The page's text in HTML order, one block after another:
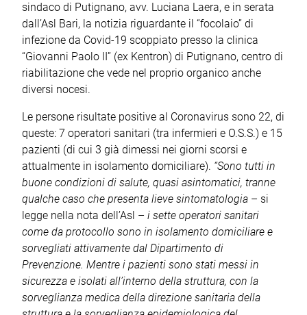
sindaco di Putignano, avv. Luciana Laera, e in serata
dall’Asl Bari, la notizia riguardante il “focolaio” di
infezione da Covid-19 scoppiato presso la clinica
“Giovanni Paolo II” (ex Kentron) di Putignano, centro di
riabilitazione che vede nel proprio organico anche
diversi nocesi.
Le persone risultate positive al Coronavirus sono 22, di
queste: 7 operatori sanitari (tra infermieri e O.S.S.) e 15
pazienti (di cui 3 già dimessi nei giorni scorsi e
attualmente in isolamento domiciliare). “Sono tutti in
buone condizioni di salute, quasi asintomatici, tranne
qualche caso che presenta lieve sintomatologia – si
legge nella nota dell’Asl – i sette operatori sanitari
come da protocollo sono in isolamento domiciliare e
sorvegliati attivamente dal Dipartimento di
Prevenzione. Mentre i pazienti sono stati messi in
sicurezza e isolati all’interno della struttura, con la
sorveglianza medica della direzione sanitaria della